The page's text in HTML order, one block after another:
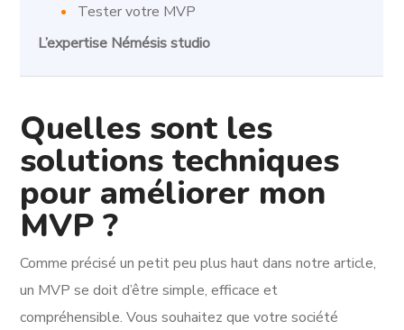
Tester votre MVP
L’expertise Némésis studio
Quelles sont les
solutions techniques
pour améliorer mon
MVP ?
Comme précisé un petit peu plus haut dans notre article,
un MVP se doit d’être simple, efficace et
compréhensible. Vous souhaitez que votre société